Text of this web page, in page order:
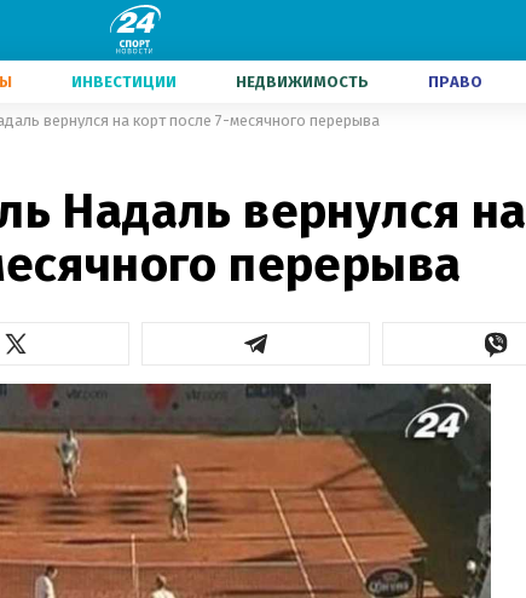
ИНВЕСТИЦИИ НЕДВИЖИМОСТЬ ПРАВО
вернулся на корт после 7-месячного перерыва
Надаль вернулся на
перерыва